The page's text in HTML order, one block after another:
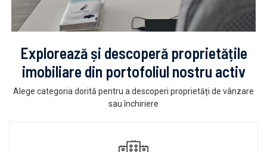
Explorează și descoperă proprietățile
imobiliare din portofoliul nostru activ
Alege categoria dorită pentru a descoperi proprietăți de vânzare
sau închiriere